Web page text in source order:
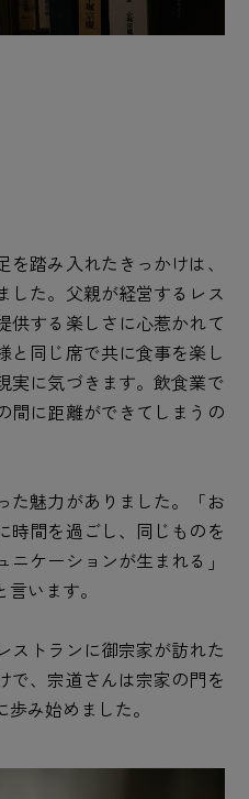
踏み入れたきっかけは、
した。父親が経営するレス
供する楽しさに心惹かれて
と同じ席で共に食事を楽し
実に気づきます。飲食業で
間に距離ができてしまうの
た魅力がありました。「お
時間を過ごし、同じものを
ケーションが生まれる」
います。
ストランに御宗家が訪れた
で、宗道さんは宗家の門を
み始めました。